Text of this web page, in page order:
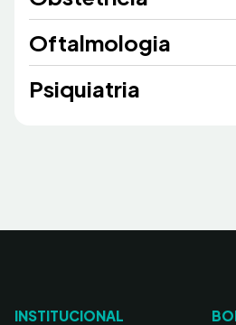
Oftalmologia
Psiquiatria
INSTITUCIONAL